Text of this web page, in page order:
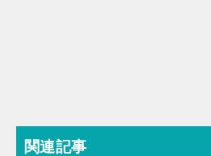
関連記事